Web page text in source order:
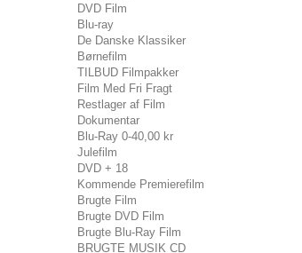
DVD Film
Blu-ray
De Danske Klassiker
Børnefilm
TILBUD Filmpakker
Film Med Fri Fragt
Restlager af Film
Dokumentar
Blu-Ray 0-40,00 kr
Julefilm
DVD + 18
Kommende Premierefilm
Brugte Film
Brugte DVD Film
Brugte Blu-Ray Film
BRUGTE MUSIK CD